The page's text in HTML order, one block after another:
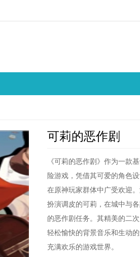
可莉的恶作剧
《可莉的恶作剧》作为一款
险游戏，凭借其可爱的角色
在原神玩家群体中广受欢迎
扮演调皮的可莉，在城中与
的恶作剧任务。其精美的二
轻松愉快的背景音乐和生动
充满欢乐的游戏世界。